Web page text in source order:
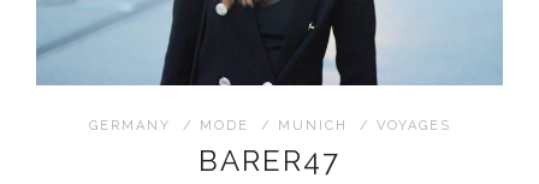
GERMANY / MODE / MUNICH / VOYAGES
BARER47